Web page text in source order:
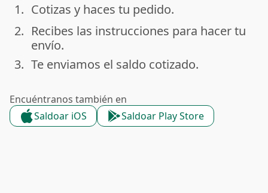
done
1. Cotizas y haces tu pedido.
done
2. Recibes las instrucciones para hacer tu
envío.
done
3. Te enviamos el saldo cotizado.
Encuéntranos también en
Saldoar iOS
Saldoar Play Store